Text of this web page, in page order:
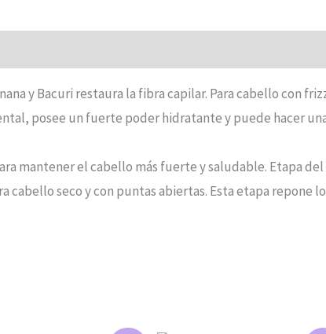
y Bacuri restaura la fibra capilar. Para cabello con
posee un fuerte poder hidratante y puede hacer
mantener el cabello más fuerte y saludable. Etapa del
cabello seco y con puntas abiertas. Esta etapa repone